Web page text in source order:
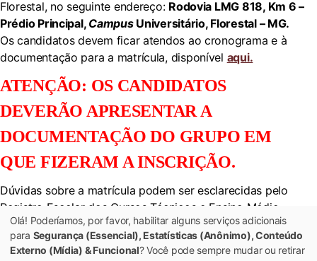
Florestal, no seguinte endereço: Rodovia LMG 818, Km 6 –
Prédio Principal, CampusUniversitário, Florestal – MG.
Os candidatos devem ficar atendos ao cronograma e à
documentação para a matrícula, disponível aqui.
ATENÇÃO: OS CANDIDATOS
DEVERÃO APRESENTAR A
DOCUMENTAÇÃO DO GRUPO EM
QUE FIZERAM A INSCRIÇÃO.
Dúvidas sobre a matrícula podem ser esclarecidas pelo
Registro Escolar dos Cursos Técnicos e Ensino Médio,
telefone 31-3536-3387.
Confira o resultado clicandoaqui
Olá! Poderíamos, por favor, habilitar alguns serviços adicionais
para Segurança (Essencial), Estatísticas (Anônimo), Conteúdo
Externo (Mídia) & Funcional? Você pode sempre mudar ou retirar